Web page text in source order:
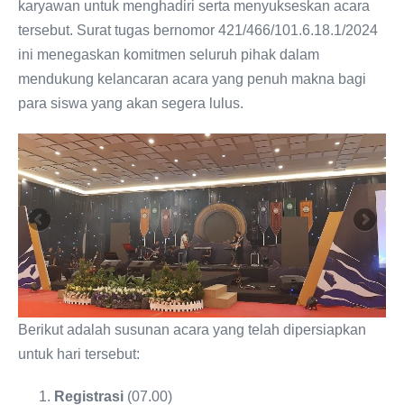
karyawan untuk menghadiri serta menyukseskan acara
tersebut. Surat tugas bernomor 421/466/101.6.18.1/2024
ini menegaskan komitmen seluruh pihak dalam
mendukung kelancaran acara yang penuh makna bagi
para siswa yang akan segera lulus.
Berikut adalah susunan acara yang telah dipersiapkan
untuk hari tersebut:
Registrasi (07.00)